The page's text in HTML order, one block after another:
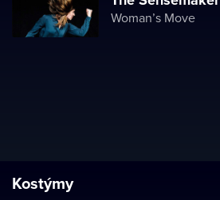
Woman’s Move
Kostýmy